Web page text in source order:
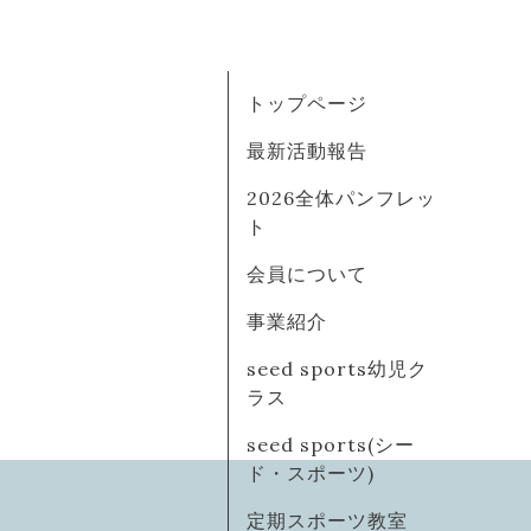
トップページ
最新活動報告
2026全体パンフレッ
ト
会員について
事業紹介
seed sports幼児ク
ラス
seed sports(シー
ド・スポーツ)
定期スポーツ教室